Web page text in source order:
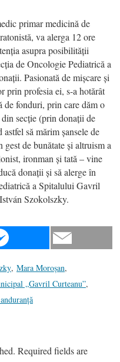
primar medicină de
va alerga 12 ore
asupra posibilității
de Oncologie Pediatrică a
Pasionată de mișcare și
prin profesia ei, s-a hotărât
de fonduri, prin care dăm o
secție (prin donații de
să mărim șansele de
de bunătate și altruism a
ironman și tată – vine
donații și să alerge în
a Spitalului Gavril
Szokolszky.
, Mara Moroșan,
„Gavril Curteanu”,
Required fields are